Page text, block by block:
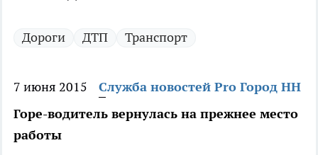
Дороги ДТП Транспорт
7 июня 2015
Служба новостей Pro Город НН
Горе-водитель вернулась на прежнее место
работы